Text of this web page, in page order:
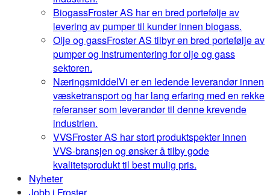
BiogassFroster AS har en bred portefølje av
levering av pumper til kunder innen biogass.
Olje og gassFroster AS tilbyr en bred portefølje av
pumper og instrumentering for olje og gass
sektoren.
NæringsmiddelVi er en ledende leverandør innen
væsketransport og har lang erfaring med en rekke
referanser som leverandør til denne krevende
industrien.
VVSFroster AS har stort produktspekter innen
VVS-bransjen og ønsker å tilby gode
kvalitetsprodukt til best mulig pris.
Nyheter